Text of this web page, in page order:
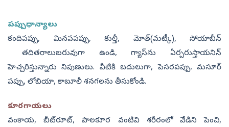
పప్పుధాన్యాలు
కందిపప్పు, మినపపప్పు, కుల్తీ, మోత్(మట్కీ), సోయాబీన్
తదితరాలుబరువుగా ఉండి, గ్యాస్‌ను ఏర్పరుస్తాయనిన్
హెచ్చరిస్తున్నారు నిపుణులు. వీటికి బదులుగా, పెసరపప్పు, మసూర్
పప్పు, లోబియా, కాబూలీ శనగలను తీసుకోండి.
కూరగాయలు
వంకాయ, బీట్‌రూట్, పాలకూర వంటివి శరీరంలో వేడిని పెంచి,